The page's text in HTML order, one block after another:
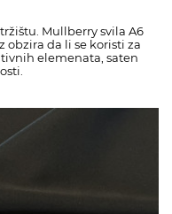
Mullberry svila A6
obzira da li se koristi za
elemenata, saten